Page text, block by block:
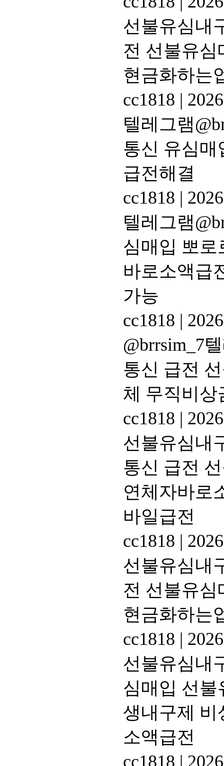
선불유심내
전 선불유
현금화하는
cc1818 |
텔레그램
통신 유심
급전해결
cc1818 |
텔레그램
심매입 뽀로
바로소액급
가능
cc1818 |
@brrsim_7
통신 급전
체 무직비상
cc1818 |
선불유심내
통신 급전
연체자바로
바일급전
cc1818 |
선불유심내
전 선불유
현금화하는
cc1818 |
선불유심내
심매입 선
생내구제 비
소액급전
cc1818 |